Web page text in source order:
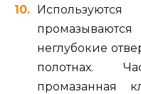
неглубокие
полотнах.
промазанная